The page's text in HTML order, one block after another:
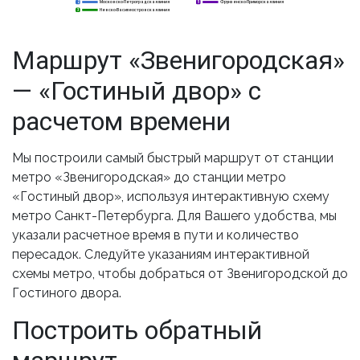
Невско-Василеостровская линия
2
3
5
2
3
Маршрут «Звенигородская»
— «Гостиный двор» с
расчетом времени
Мы построили самый быстрый маршрут от станции
метро «Звенигородская» до станции метро
«Гостиный двор», используя интерактивную схему
метро Санкт-Петербурга. Для Вашего удобства, мы
указали расчетное время в пути и количество
пересадок. Следуйте указаниям интерактивной
схемы метро, чтобы добраться от Звенигородской до
Гостиного двора.
Построить обратный